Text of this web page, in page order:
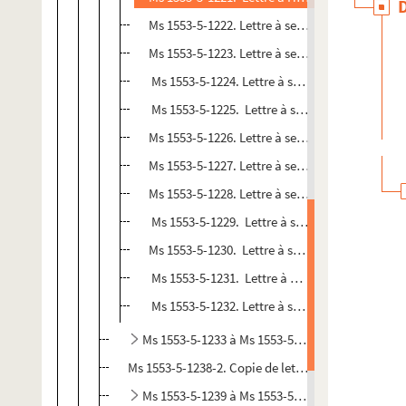
Ms 1553-5-1222. Lettre à ses enfants réunis
Ms 1553-5-1223. Lettre à ses enfants réunis
Ms 1553-5-1224. Lettre à ses enfants réunis
Ms 1553-5-1225. Lettre à ses enfants réunis
Ms 1553-5-1226. Lettre à ses enfants réunis
Ms 1553-5-1227. Lettre à ses enfants réunis
Ms 1553-5-1228. Lettre à ses enfants réunis
Ms 1553-5-1229. Lettre à ses enfants réunis
Ms 1553-5-1230. Lettre à ses enfants réunis
Ms 1553-5-1231. Lettre à Hippolyte et Inès
Ms 1553-5-1232. Lettre à ses enfants réunis
Ms 1553-5-1233 à Ms 1553-5-1238-1. Copies
Ms 1553-5-1238-2. Copie de lettres à Michel Lévy,
Ms 1553-5-1239 à Ms 1553-5-1240. Fragments